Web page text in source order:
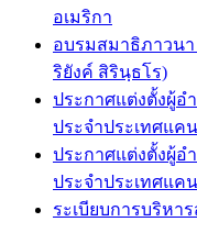
อเมริกา
อบรมสมาธิภาวน
ริยังค์ สิรินฺธโร)
ประกาศแต่งตั้งผู้อ
ประจำประเทศแค
ประกาศแต่งตั้งผู้อ
ประจำประเทศแค
ระเบียบการบริหา